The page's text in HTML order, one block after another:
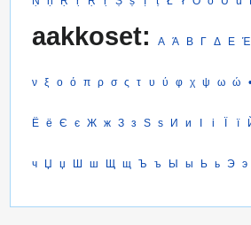
aakkoset: Α Ά Β Γ Δ Ε Έ
ν ξ ο ό π ρ σ ς τ υ ύ φ χ ψ ω ώ •
Ё ё Є є Ж ж З з Ѕ ѕ И и І і Ї ї
ч Џ џ Ш ш Щ щ Ъ ъ Ы ы Ь ь Э э